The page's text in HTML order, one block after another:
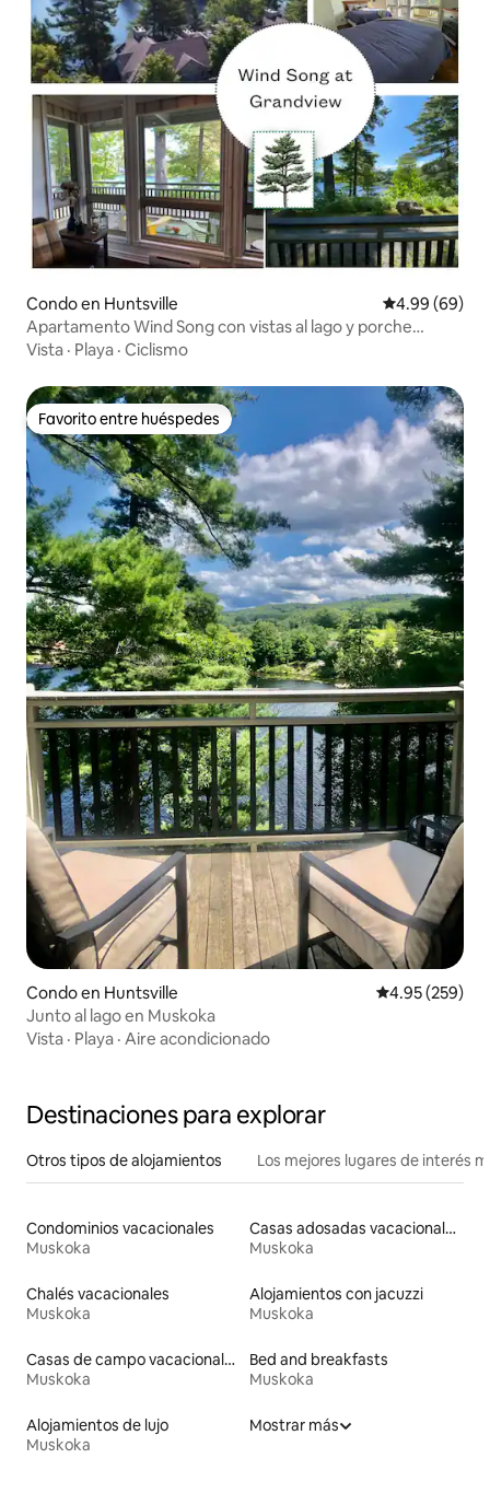
Condo en Huntsville Calificación
4.99 (69)
Apartamento Wind Song con vistas al lago y porche
envolvente
Vista · Playa · Ciclismo
Favorito entre huéspedes
Favorito entre huéspedes
Condo en Huntsville Calificación
4.95 (259)
Junto al lago en Muskoka
Vista · Playa · Aire acondicionado
Destinaciones para explorar
Otros tipos de alojamientos Los mejores lugares de interés
Condominios vacacionales
Muskoka
Casas adosadas vacacionales
Muskoka
Chalés vacacionales
Muskoka
Alojamientos con jacuzzi
Muskoka
Casas de campo vacacionales
Muskoka
Bed and breakfasts
Muskoka
Alojamientos de lujo
Muskoka
Mostrar más